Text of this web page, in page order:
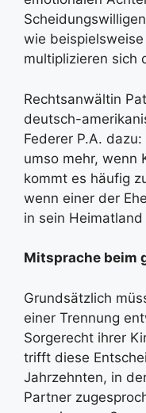
wie
multiplizieren sich
Rechtsanwältin
deutsch-
Federer P.A.
umso mehr, wenn
kommt es häufig
wenn einer der
in sein Heimatland
Mitsprache beim
Grundsätzlich
einer Trennung
Sorgerecht ihrer
trifft diese
Jahrzehnten, in
Partner